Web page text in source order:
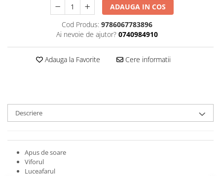
Sociologie si filozofie
ADAUGA IN COS
Cod Produs: 9786067783896
Ai nevoie de ajutor? 0740984910
Adauga la Favorite Cere informatii
Descriere
Apus de soare
Viforul
Luceafarul